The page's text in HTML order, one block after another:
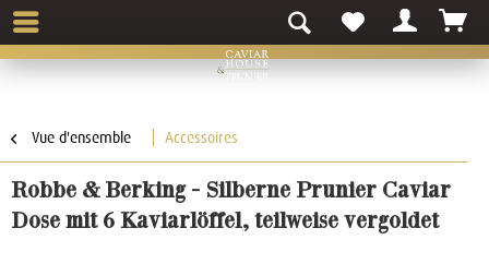
Vue d'ensemble Accessoires
Robbe & Berking - Silberne Prunier Caviar
Dose mit 6 Kaviarlöffel, teilweise vergoldet